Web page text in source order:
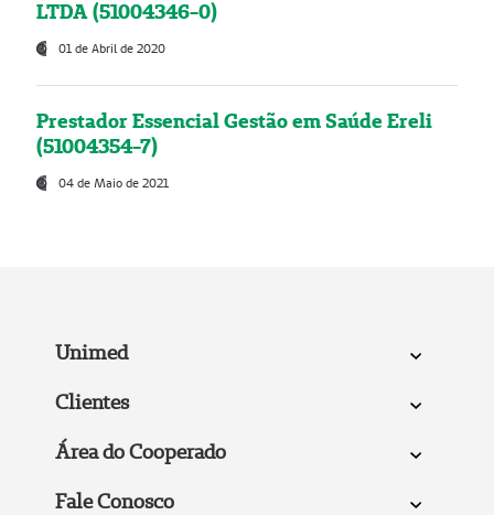
LTDA (51004346-0)
01 de Abril de 2020
Prestador Essencial Gestão em Saúde Ereli
(51004354-7)
04 de Maio de 2021
Unimed
Clientes
Área do Cooperado
Fale Conosco